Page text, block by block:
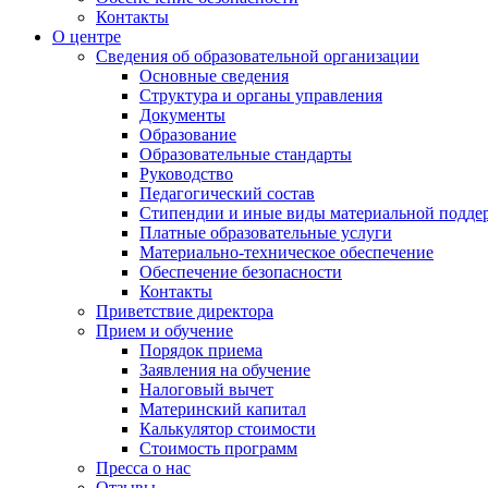
Контакты
О центре
Сведения об образовательной организации
Основные сведения
Структура и органы управления
Документы
Образование
Образовательные стандарты
Руководство
Педагогический состав
Стипендии и иные виды материальной
Платные образовательные услуги
Материально-техническое обеспечение
Обеспечение безопасности
Контакты
Приветствие директора
Прием и обучение
Порядок приема
Заявления на обучение
Налоговый вычет
Материнский капитал
Калькулятор стоимости
Стоимость программ
Пресса о нас